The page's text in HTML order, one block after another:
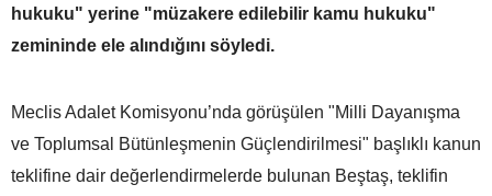
hukuku" yerine "müzakere edilebilir kamu hukuku"
zemininde ele alındığını söyledi.
Meclis Adalet Komisyonu’nda görüşülen "Milli Dayanışma
ve Toplumsal Bütünleşmenin Güçlendirilmesi" başlıklı kanun
teklifine dair değerlendirmelerde bulunan Beştaş, teklifin